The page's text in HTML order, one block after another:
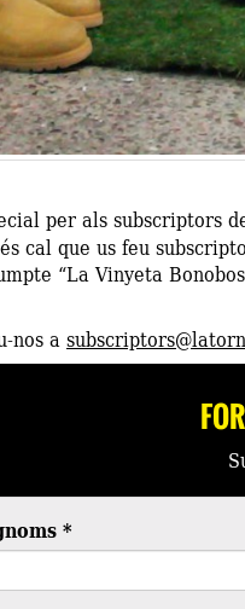
per als subscriptors
cal que us feu
“La Vinyeta
nos a
*